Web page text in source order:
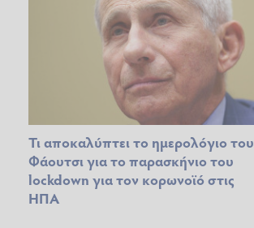
Τι αποκαλύπτει το ημερολόγιο του
Φάουτσι για το παρασκήνιο του
lockdown για τον κορωνοϊό στις
ΗΠΑ